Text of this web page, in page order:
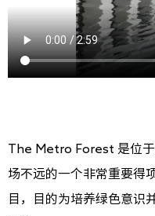
The Metro Forest 是位于
场不远的一个非常重要得
目，目的为培养绿色意识